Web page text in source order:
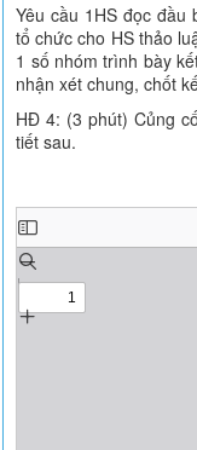
Yêu cầu 1HS đọc đầu
tổ chức cho HS thảo
1 số nhóm trình bày
nhận xét chung, chốt
HĐ 4: (3 phút) Củng
tiết sau.